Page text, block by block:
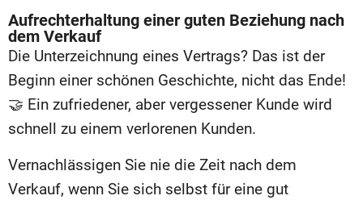
Aufrechterhaltung einer guten Beziehung nach
dem Verkauf
Die Unterzeichnung eines Vertrags? Das ist der
Beginn einer schönen Geschichte, nicht das Ende!
🤝 Ein zufriedener, aber vergessener Kunde wird
schnell zu einem verlorenen Kunden.
Vernachlässigen Sie nie die Zeit nach dem
Verkauf, wenn Sie sich selbst für eine gut